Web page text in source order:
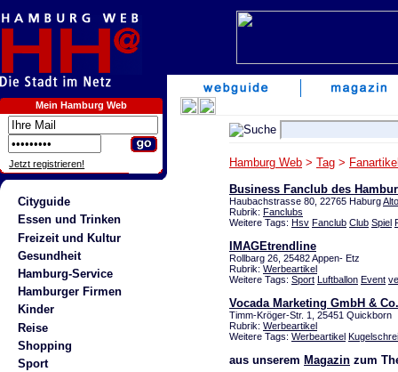
Mein Hamburg Web
Jetzt registrieren!
Cityguide
Essen und Trinken
Freizeit und Kultur
Gesundheit
Hamburg-Service
Hamburger Firmen
Kinder
Reise
Shopping
Sport
Hamburg Web > Tag >
Business Fanclub des
Haubachstrasse 80, 22765 Haburg
Rubrik: Fanclubs
Weitere Tags: Hsv Fanclub Club Spiel
IMAGEtrendline
Rollbarg 26, 25482 Appen- Etz
Rubrik: Werbeartikel
Weitere Tags: Sport Luftballon Event
Vocada Marketing GmbH &
Timm-Kröger-Str. 1, 25451 Quickborn
Rubrik: Werbeartikel
Weitere Tags: Werbeartikel
aus unserem Magazin zum